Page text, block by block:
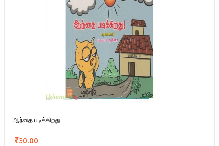
ஆந்தை படிக்கிறது
30.00